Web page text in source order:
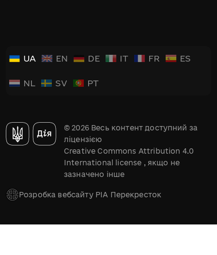
UA EN DE IT FR ES
NL SV PT
© 2026 Весь контент доступний за
ліцензією
Creative Commons Attribution 4.0
International license , якщо не
зазначено інше
Розробка вебсайту РІА Перекресток